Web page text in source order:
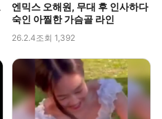
엔믹스 오해원, 무대 후 인사하다
숙인 아찔한 가슴골 라인
26.2.4조회 1,392